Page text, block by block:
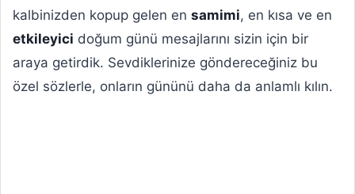
kalbinizden kopup gelen en samimi, en kısa ve en
etkileyici doğum günü mesajlarını sizin için bir
araya getirdik. Sevdiklerinize göndereceğiniz bu
özel sözlerle, onların gününü daha da anlamlı kılın.